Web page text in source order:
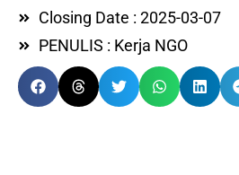
Closing Date : 2025-03-07
PENULIS : Kerja NGO